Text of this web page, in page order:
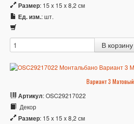
Размер: 15 x 15 x 8,2 см
Ед. изм.: шт.
Вариант 3 Матовый
Артикул: OSC29217022
Декор
Размер: 15 x 15 x 8,2 см